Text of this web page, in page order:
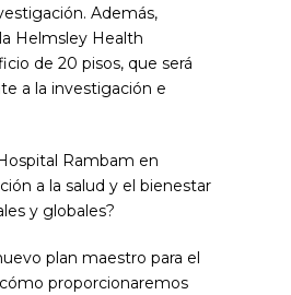
Además,
Helmsley Health
de 20 pisos, que será
a la investigación e
Rambam en
a la salud y el bienestar
y globales?
plan maestro para el
proporcionaremos